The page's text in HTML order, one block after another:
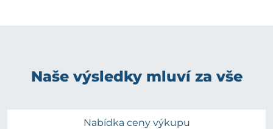
Naše výsledky mluví za vše
Nabídka ceny výkupu